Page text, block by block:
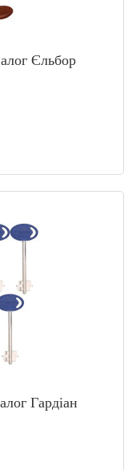
Єльбор
Гардіан